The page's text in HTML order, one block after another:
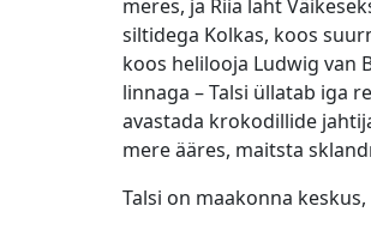
meres, ja Riia laht
siltidega Kolkas, koos
koos helilooja Ludwig van
linnaga – Talsi üllatab iga
avastada krokodillide
mere ääres, maitsta
Talsi on maakonna